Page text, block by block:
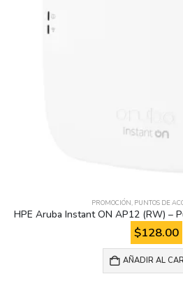
PROMOCIÓN, PUNTOS DE
$128.00
AÑADIR AL